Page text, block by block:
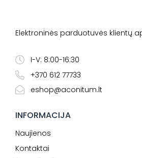
Elektroninės parduotuvės klientų
I-V: 8:00-16:30
+370 612 77733
eshop@aconitum.lt
INFORMACIJA
Naujienos
Kontaktai